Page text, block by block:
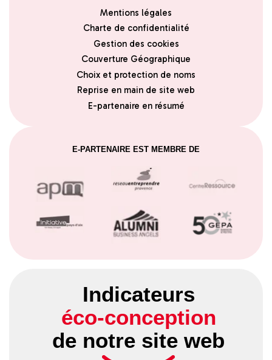
Mentions légales
Charte de confidentialité
Gestion des cookies
Couverture Géographique
Choix et protection de noms
Reprise en main de site web
E-partenaire en résumé
E-PARTENAIRE EST MEMBRE DE
Indicateurs
éco-conception
de notre site web